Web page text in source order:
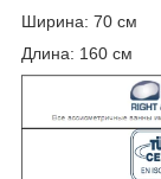
Ширина: 70 см
Длина: 160 см